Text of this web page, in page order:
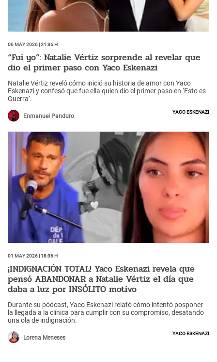
06 May 2026 | 21:36 h
“Fui yo”: Natalie Vértiz sorprende al revelar que
dio el primer paso con Yaco Eskenazi
Natalie Vértiz reveló cómo inició su historia de amor con Yaco
Eskenazi y confesó que fue ella quien dio el primer paso en ‘Esto es
Guerra’.
Enmanuel Panduro
Yaco Eskenazi
01 May 2026 | 18:36 h
¡INDIGNACIÓN TOTAL! Yaco Eskenazi revela que
pensó ABANDONAR a Natalie Vértiz el día que
daba a luz por INSÓLITO motivo
Durante su pódcast, Yaco Eskenazi relató cómo intentó posponer
la llegada a la clínica para cumplir con su compromiso, desatando
una ola de indignación.
Lorena Meneses
Yaco Eskenazi